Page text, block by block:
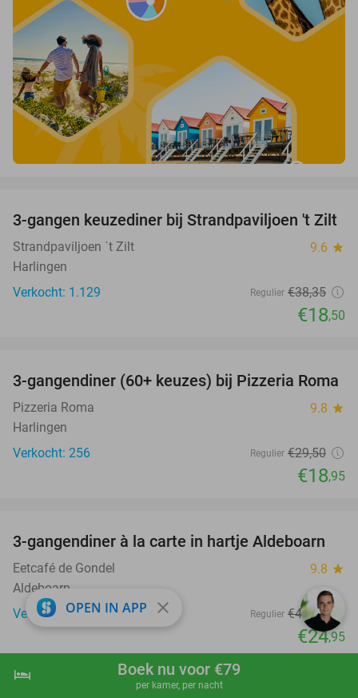
shopping_cart Boek nu
hotel Boek nu voor €79
per kamer, per nacht
52%
3-gangen keuzediner bij Strandpaviljoen 't Zilt
Strandpaviljoen ´t Zilt 9.6 star
Harlingen
Verkocht: 1.129
Regulier €38,35
€18,50
36%
3-gangendiner (60+ keuzes) bij Pizzeria Roma
Pizzeria Roma 9.8 star
Harlingen
Verkocht: 256
Regulier €29,50
€18,95
41%
3-gangendiner à la carte in hartje Aldeboarn
Eetcafé de Gondel 9.8 star
Aldeboarn
Verkocht: 680
Regulier €42,35
€24,95
OPEN IN APP close